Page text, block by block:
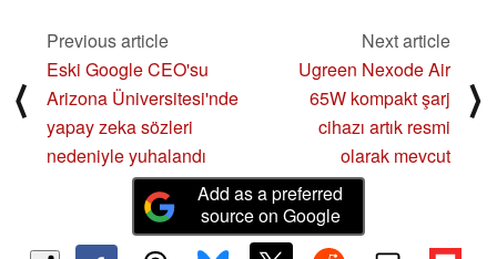
⟨
Previous article
Eski Google CEO'su
Arizona Üniversitesi'nde
yapay zeka sözleri
nedeniyle yuhalandı
Next article
Ugreen Nexode Air
65W kompakt şarj
cihazı artık resmi
olarak mevcut
⟩
Add as a preferred
source on Google